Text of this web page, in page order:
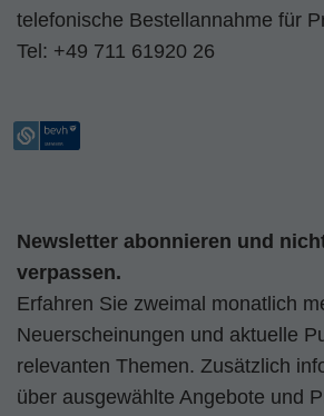
telefonische Bestellannahme für
Tel: +49 711 61920 26
Newsletter abonnieren und
verpassen.
Erfahren Sie zweimal monatlich
Neuerscheinungen und aktuelle
relevanten Themen. Zusätzlich
über ausgewählte Angebote und